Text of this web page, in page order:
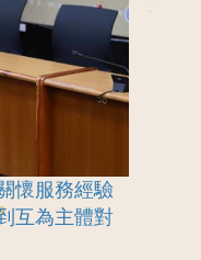
懷服務經驗
互為主體對